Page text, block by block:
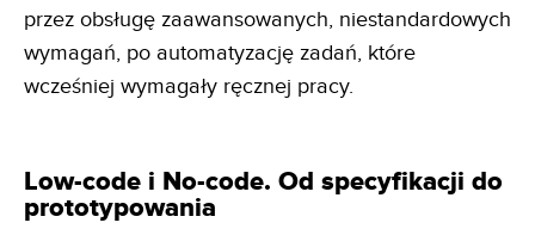
przez obsługę zaawansowanych, niestandardowych
wymagań, po automatyzację zadań, które
wcześniej wymagały ręcznej pracy.
Low-code i No-code. Od specyfikacji do
prototypowania